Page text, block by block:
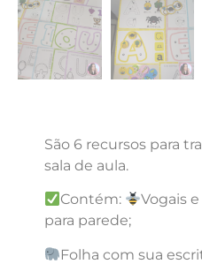
São 6 recursos para
sala de aula.
Contém:
Vogais
para parede;
Folha com sua